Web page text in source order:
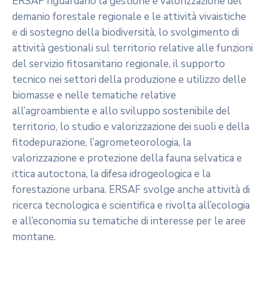
demanio forestale regionale e le attività vivaistiche
e di sostegno della biodiversità, lo svolgimento di
attività gestionali sul territorio relative alle funzioni
del servizio fitosanitario regionale, il supporto
tecnico nei settori della produzione e utilizzo delle
biomasse e nelle tematiche relative
all’agroambiente e allo sviluppo sostenibile del
territorio, lo studio e valorizzazione dei suoli e della
fitodepurazione, l’agrometeorologia, la
valorizzazione e protezione della fauna selvatica e
ittica autoctona, la difesa idrogeologica e la
forestazione urbana. ERSAF svolge anche attività di
ricerca tecnologica e scientifica e rivolta all’ecologia
e all’economia su tematiche di interesse per le aree
montane.